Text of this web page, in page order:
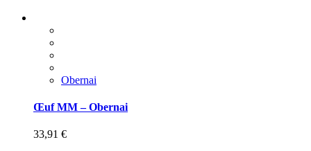
Obernai
Œuf MM – Obernai
33,91 €